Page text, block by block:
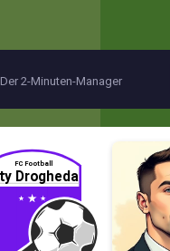
Der 2-Minuten-Manager